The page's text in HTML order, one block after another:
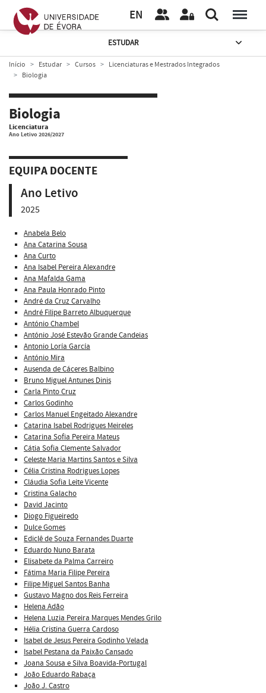
EN
ESTUDAR
Início Estudar Cursos
Licenciaturas e Mestrados Integrados
Biologia
Biologia
Licenciatura
Ano Letivo 2026/2027
EQUIPA DOCENTE
Ano Letivo
2025
Anabela Belo
Ana Catarina Sousa
Ana Curto
Ana Isabel Pereira Alexandre
Ana Mafalda Gama
Ana Paula Honrado Pinto
André da Cruz Carvalho
André Filipe Barreto Albuquerque
António Chambel
António José Estevão Grande Candeias
Antonio Loría García
António Mira
Ausenda de Cáceres Balbino
Bruno Miguel Antunes Dinis
Carla Pinto Cruz
Carlos Godinho
Carlos Manuel Engeitado Alexandre
Catarina Isabel Rodrigues Meireles
Catarina Sofia Pereira Mateus
Cátia Sofia Clemente Salvador
Celeste Maria Martins Santos e Silva
Célia Cristina Rodrigues Lopes
Cláudia Sofia Leite Vicente
Cristina Galacho
David Jacinto
Diogo Figueiredo
Dulce Gomes
Ediclê de Souza Fernandes Duarte
Eduardo Nuno Barata
Elisabete da Palma Carreiro
Fátima Maria Filipe Pereira
Filipe Miguel Santos Banha
Gustavo Magno dos Reis Ferreira
Helena Adão
Helena Luzia Pereira Marques Mendes Grilo
Hélia Cristina Guerra Cardoso
Isabel de Jesus Pereira Godinho Velada
Isabel Pestana da Paixão Cansado
Joana Sousa e Silva Boavida-Portugal
João Eduardo Rabaça
João J. Castro